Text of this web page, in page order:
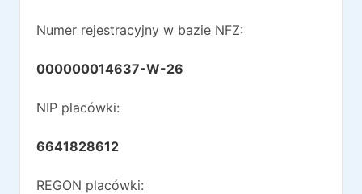
Numer rejestracyjny w bazie NFZ:
000000014637-W-26
NIP placówki:
6641828612
REGON placówki: